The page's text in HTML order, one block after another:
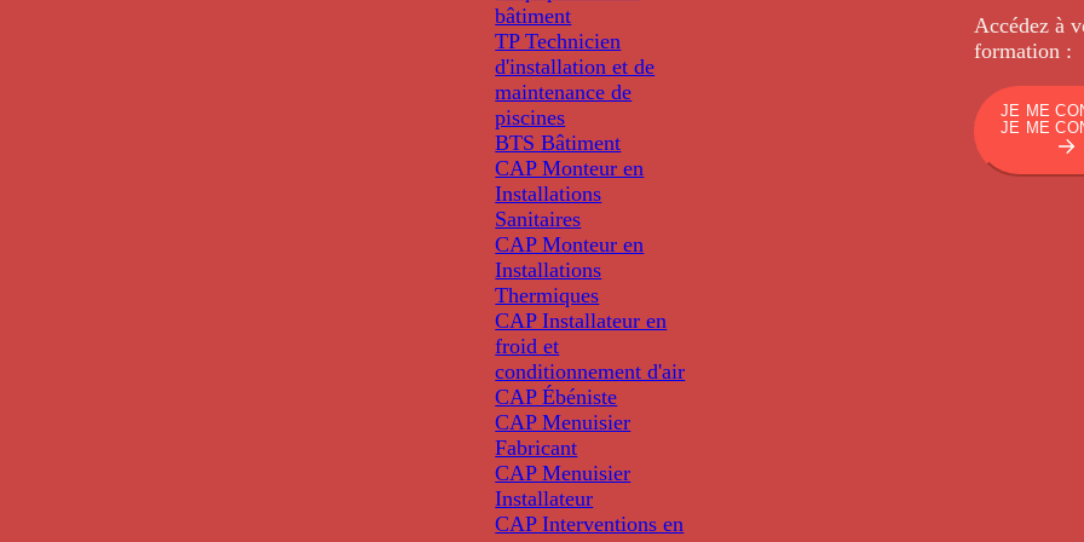
bâtiment
TP Technicien
d'installation et de
maintenance de
piscines
BTS Bâtiment
CAP Monteur en
Installations
Sanitaires
CAP Monteur en
Installations
Thermiques
CAP Installateur en
froid et
conditionnement d'air
CAP Ébéniste
CAP Menuisier
Fabricant
CAP Menuisier
Installateur
CAP Interventions en
Accédez à
formation :
JE ME
JE ME